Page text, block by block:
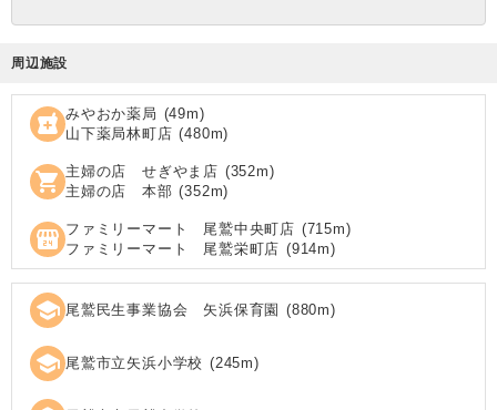
周辺施設
local_pharmacy みやおか薬局 (49m)
山下薬局林町店 (480m)
shopping_cart 主婦の店 せぎやま店 (352m)
主婦の店 本部 (352m)
local_convenience_store ファミリーマート 尾鷲中央町店 (715m)
ファミリーマート 尾鷲栄町店 (914m)
school 尾鷲民生事業協会 矢浜保育園 (880m)
school 尾鷲市立矢浜小学校 (245m)